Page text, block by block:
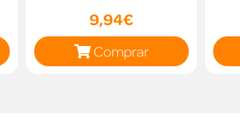
9,94€
Comprar